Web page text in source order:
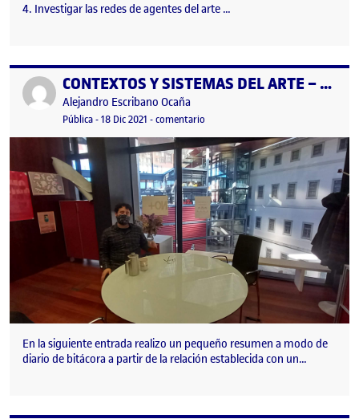
4. Investigar las redes de agentes del arte …
Publicado por CONTEXTOS Y SISTEMAS DEL ARTE – CUADERNO DE BITÁCORA SOBRE AGENTES DEL ARTE
Publicado por
Alejandro Escribano Ocaña
Visibilidad:
Pública-Fecha de publicación
18 Dic 2021 23 febrero, 2022 11:11 am
-comentario
En la siguiente entrada realizo un pequeño resumen a modo de
diario de bitácora a partir de la relación establecida con un…